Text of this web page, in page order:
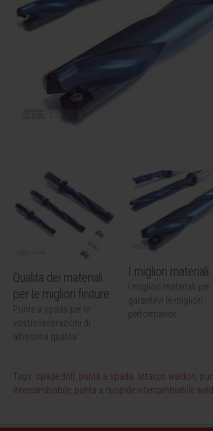
Qualita dei materiali
per le migliori finiture
Punte a spada per le
vostre lavorazioni di
altissima qualita'
I migliori materiali
I migliori materiali per
garantirvi le migliori
performance
Tags: spade drill punta a spada attacco weldon
intercambiabile punta a cuspide intercambiabile